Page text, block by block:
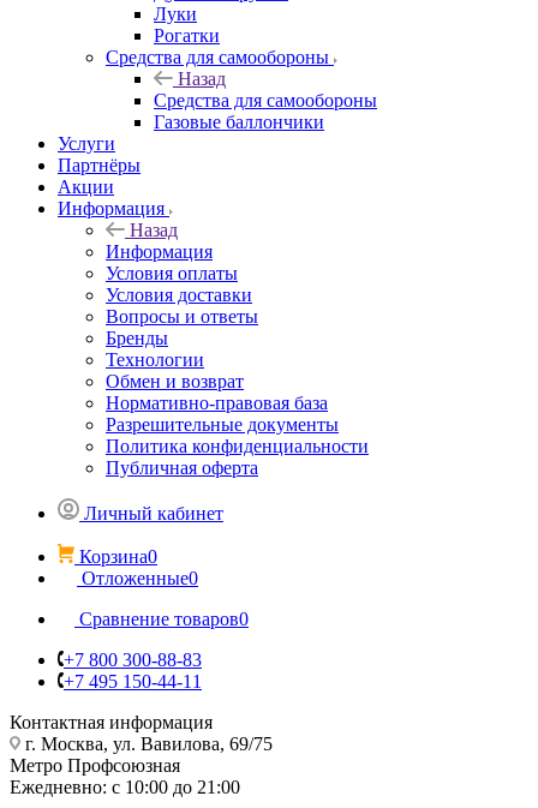
Луки
Рогатки
Средства для самообороны
Назад
Средства для самообороны
Газовые баллончики
Услуги
Партнёры
Акции
Информация
Назад
Информация
Условия оплаты
Условия доставки
Вопросы и ответы
Бренды
Технологии
Обмен и возврат
Нормативно-правовая база
Разрешительные документы
Политика конфиденциальности
Публичная оферта
Личный кабинет
Корзина0
Отложенные0
Сравнение товаров0
+7 800 300-88-83
+7 495 150-44-11
Контактная информация
г. Москва, ул. Вавилова, 69/75
Метро Профсоюзная
Ежедневно: с 10:00 до 21:00